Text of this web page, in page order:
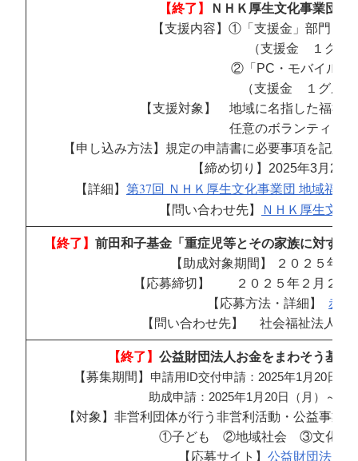
【終了】
ＮＨＫ厚生文化事業団「
【支援内容】①「支援金」部門
（支援金 １グループに
②「PC・モバイル端末購入支援」
（支援金 １グループに
【支援対象】 地域に名指した福祉
任意のボランティアグルー
【申し込み方法】規定の申請書に必要事項を記入
【締め切り】2025年3月27
【詳細】 第37回 ＮＨＫ厚生文化事業団 地域福祉
【問い合わせ先】
ＮＨＫ厚生文化
【終了】 前田和子基金「重症児等とその家族に対す
【助成対象期間】 ２０２５年
【応募締切】 ２０２５年２月２６
【応募方法・詳細】 赤い
【問い合わせ先】 社会福祉法人 中
【終了】 公益財団法人お金をまわそう基
【募集期間】
申請用 ID交付申請： 2025年1 月 20日（
助成申請： 2025年1 月 20日（月）～
【対象】非営利団体が行う非営利活動・公益事業
①子ども ②地域社会 ③文化・
【応募サイト】 公益財団法人